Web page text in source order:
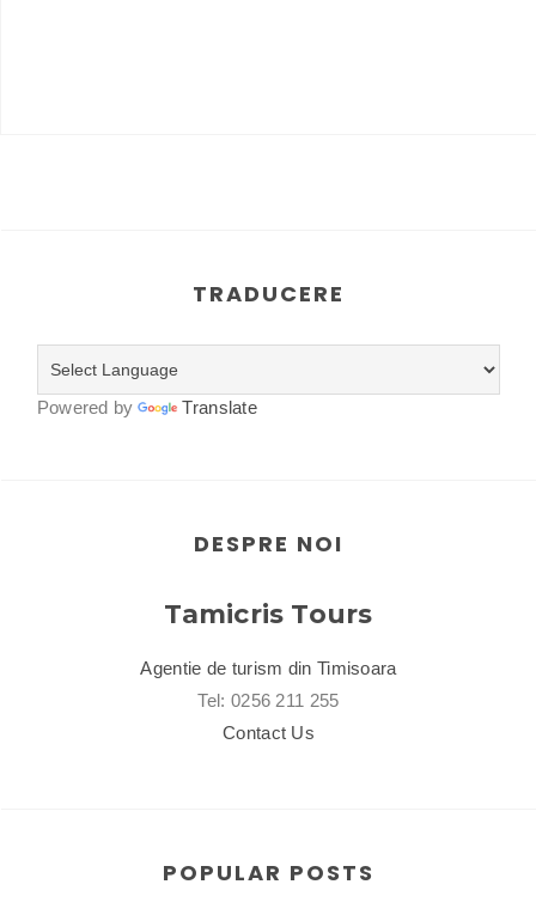
TRADUCERE
Powered by Translate
DESPRE NOI
Tamicris Tours
Agentie de turism din Timisoara
Tel: 0256 211 255
Contact Us
POPULAR POSTS